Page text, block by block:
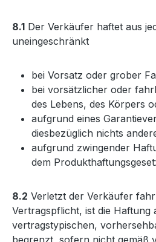
8.1 Der Verkäufer haftet aus
uneingeschränkt
bei Vorsatz oder grober
bei vorsätzlicher oder
des Lebens, des Körpers
aufgrund eines
diesbezüglich nichts
aufgrund zwingender
dem
8.2 Verletzt der Verkäufer
Vertragspflicht, ist die Haftung
vertragstypischen,